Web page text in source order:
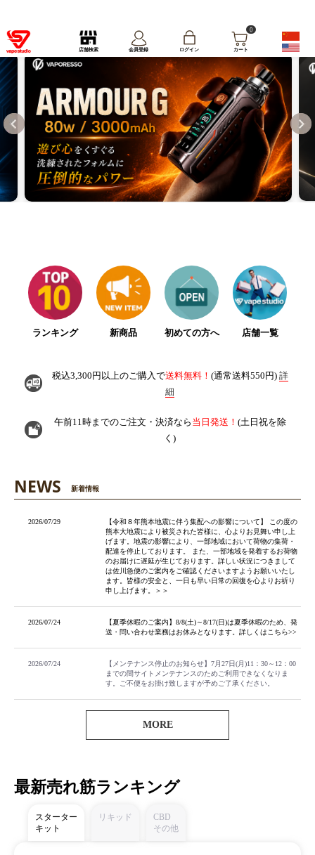
店舗検索 会員登録 ログイン
0
カート
ランキング 新商品 初めての方へ 店舗一覧
税込3,300円以上のご購入で送料無料！ (通常送料550円) 詳
細
午前11時までのご注文・決済なら 当日発送！ (土日祝を除
く)
NEWS 新着情報
2026/07/29
【令和８年熊本地震に伴う集配への影響について】 この度の
熊本大地震により被災された皆様に、心よりお見舞い申し上
げます。地震の影響により、一部地域において荷物の集荷・
配達を停止しております。 また、一部地域を発着するお荷物
のお届けに遅延が生じております。詳しい状況につきまして
は佐川急便のご案内をご確認くださいますようお願いいたし
ます。皆様の安全と、一日も早い日常の回復を心よりお祈り
申し上げます。＞＞
2026/07/24
【夏季休暇のご案内】8/8(土)～8/17(日)は夏季休暇のため、発
送・問い合わせ業務はお休みとなります。詳しくはこちら>>
2026/07/24
【メンテナンス停止のお知らせ】7月27日(月)11：30～12：00
までの間サイトメンテナンスのためご利用できなくなりま
す。ご不便をお掛け致しますが予めご了承ください。
MORE
最新売れ筋ランキング
スターター
キット
リキッド
CBD
その他